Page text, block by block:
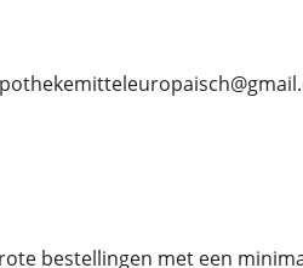
bestellingen met een